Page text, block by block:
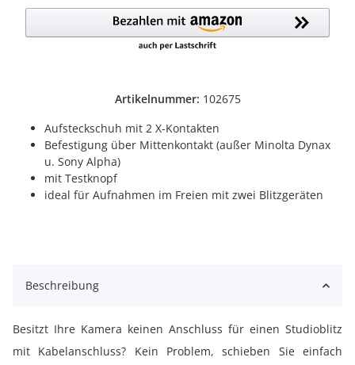
Artikelnummer: 102675
Aufsteckschuh mit 2 X-Kontakten
Befestigung über Mittenkontakt (außer Minolta Dynax
u. Sony Alpha)
mit Testknopf
ideal für Aufnahmen im Freien mit zwei Blitzgeräten
Beschreibung
Besitzt Ihre Kamera keinen Anschluss für einen Studioblitz
mit Kabelanschluss? Kein Problem, schieben Sie einfach